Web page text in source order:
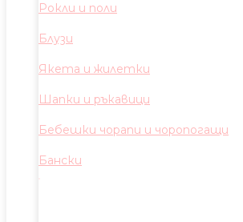
Рокли и поли
Блузи
Якета и жилетки
Шапки и ръкавици
Бебешки чорапи и чоропогащи
Бански